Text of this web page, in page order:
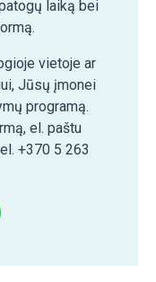
laiką bei
vietoje ar
Jūsų įmonei
programą.
el. paštu
+370 5 263